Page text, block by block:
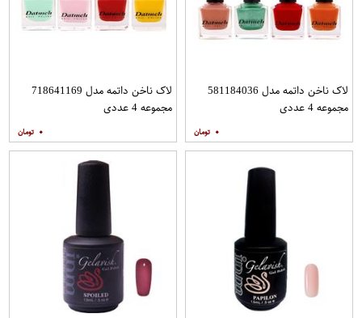
لاک ناخن داتمه مدل 581184036
مجموعه 4 عددی
۰
لاک ناخن داتمه مدل 718641169
مجموعه 4 عددی
۰